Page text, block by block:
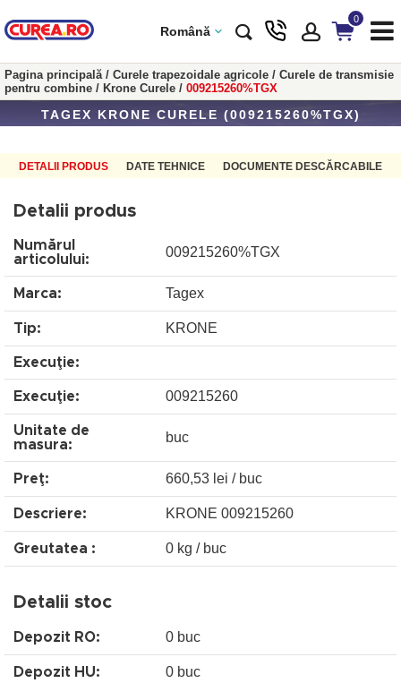
Română
0
Pagina principală/ Curele trapezoidale agricole / Curele de transmisie
pentru combine / Krone Curele / 009215260%TGX
TAGEX KRONE CURELE (009215260%TGX)
DETALII PRODUS DATE TEHNICE DOCUMENTE DESCĂRCABILE
Detalii produs
Numărul
articolului:
009215260%TGX
Marca: Tagex
Tip: KRONE
Execuţie:
Execuţie: 009215260
Unitate de
masura:
buc
Preţ: 660,53 lei / buc
Descriere: KRONE 009215260
Greutatea : 0 kg / buc
Detalii stoc
Depozit RO: 0 buc
Depozit HU: 0 buc